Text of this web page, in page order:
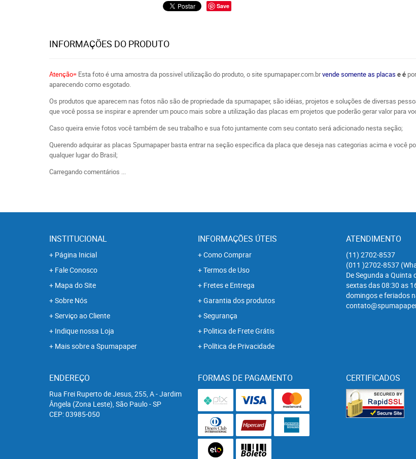
Save
INFORMAÇÕES DO PRODUTO
Atenção= Esta foto é uma amostra da possivel utilização do produto, o site spumapaper.com.brvende somente as placas e é
aparecendo como esgotado.
Os produtos que aparecem nas fotos não são de propriedade da spumapaper, são idéias, projetos e soluções de diversas
que você possa se inspirar e aprender um pouco mais sobre a utilização das placas em projetos que poderão gerar valor para
Caso queira envie fotos você também de seu trabalho e sua foto juntamente com seu contato será adicionado nesta seção;
Querendo adquirar as placas Spumapaper basta entrar na seção especifica da placa que deseja nas categorias acima e você
qualquer lugar do Brasil;
Carregando comentários ...
INSTITUCIONAL
Página Inicial
Fale Conosco
Mapa do Site
Sobre Nós
Serviço ao Cliente
Indique nossa Loja
Mais sobre a Spumapaper
INFORMAÇÕES ÚTEIS
Como Comprar
Termos de Uso
Fretes e Entrega
Garantia dos produtos
Segurança
Politica de Frete Grátis
Política de Privacidade
ATENDIMENTO
(11) 2702-8537
(011 )2702-8537
De Segunda a Quinta
sextas das 08:30 as
domingos e feriados
ENDEREÇO
Rua Frei Ruperto de Jesus, 255, A-Jardim
Ângela (Zona Leste), São Paulo-SP
CEP: 03985-050
FORMAS DE PAGAMENTO CERTIFICADOS